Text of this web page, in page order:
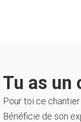
Tu as un
Pour toi ce
Bénéficie de son